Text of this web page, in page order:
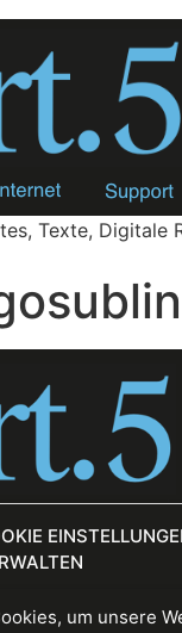
um unsere
Texte, Digitale